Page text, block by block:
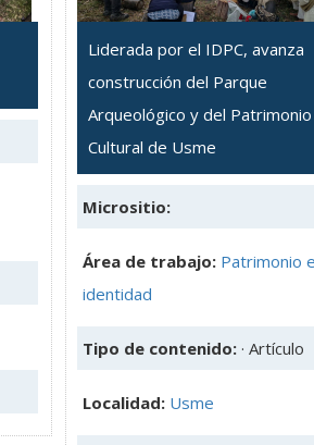
Liderada por el IDPC, avanza
construcción del Parque
Arqueológico y del Patrimonio
Cultural de Usme
Micrositio:
Área de trabajo: Patrimonio
identidad
Tipo de contenido: · Artículo
Localidad: Usme